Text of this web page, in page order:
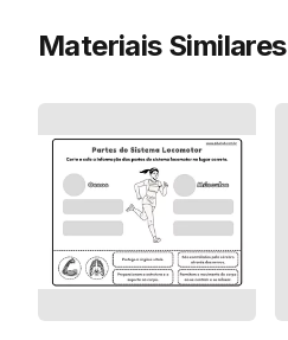
Materiais Similares